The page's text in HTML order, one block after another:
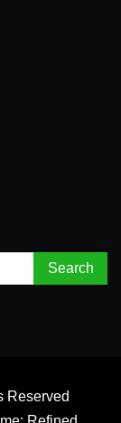
Reserved